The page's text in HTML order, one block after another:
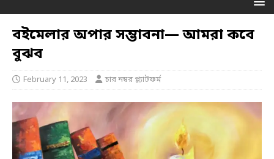
বইমেলার অপার সম্ভাবনা— আমরা কবে
বুঝব
February 11, 2023 চার নম্বর প্ল্যাটফর্ম